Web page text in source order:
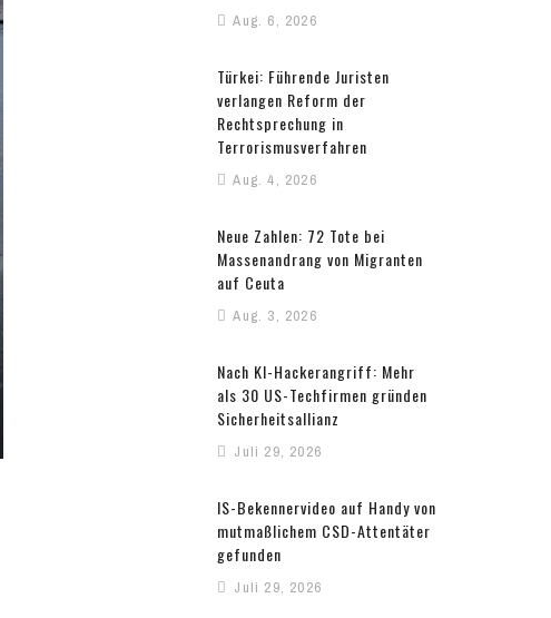
Aug. 6, 2026
Türkei: Führende Juristen
verlangen Reform der
Rechtsprechung in
Terrorismusverfahren
Aug. 4, 2026
Neue Zahlen: 72 Tote bei
Massenandrang von Migranten
auf Ceuta
Aug. 3, 2026
Nach KI-Hackerangriff: Mehr
als 30 US-Techfirmen gründen
Sicherheitsallianz
Juli 29, 2026
IS-Bekennervideo auf Handy von
mutmaßlichem CSD-Attentäter
gefunden
Juli 29, 2026